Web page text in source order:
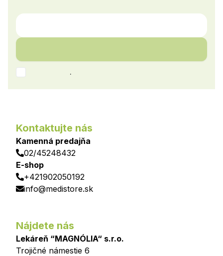
.
Kontaktujte nás
Kamenná predajňa
02/45248432
E-shop
+421902050192
info@medistore.sk
Nájdete nás
Lekáreň “MAGNÓLIA“ s.r.o.
Trojičné námestie 6